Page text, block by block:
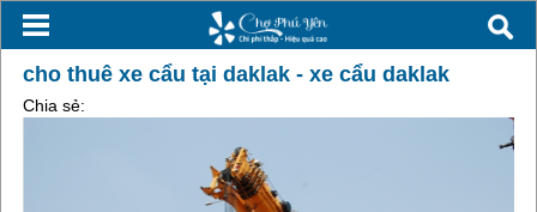
cho thuê xe cẩu tại daklak - xe cẩu daklak
Chia sẻ: